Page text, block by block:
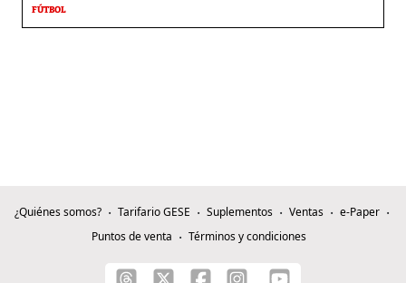
FÚTBOL
¿Quiénes somos? Tarifario GESE Suplementos Ventas
e-Paper
Puntos de venta
Términos y condiciones